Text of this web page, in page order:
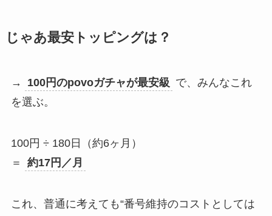
じゃあ最安トッピングは？
→ 100円のpovoガチャが最安級 で、みんなこれ
を選ぶ。
100円 ÷ 180日（約6ヶ月）
＝
約17円／月
これ、普通に考えても“番号維持のコストとしては